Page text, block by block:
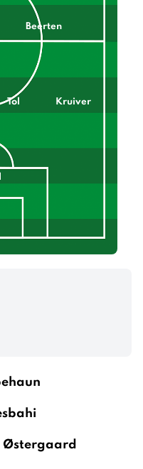
Beerten
Tol Kruiver
Østergaard